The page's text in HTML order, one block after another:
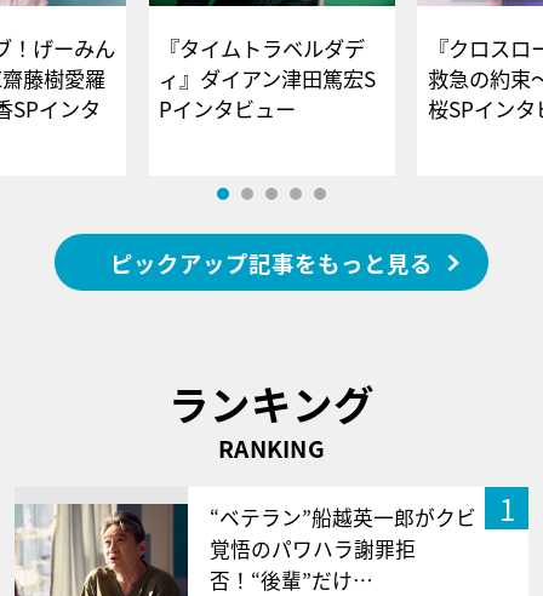
！げーみん
藤樹愛羅
SPインタ
『タイムトラベルダデ
ィ』ダイアン津田篤宏S
Pインタビュー
『クロス
救急の約束
桜SPイ
ピックアップ記事をもっと見る
ランキング
RANKING
1
“ベテラン”船越英一郎がクビ
覚悟のパワハラ謝罪拒
否！“後輩”だけ…